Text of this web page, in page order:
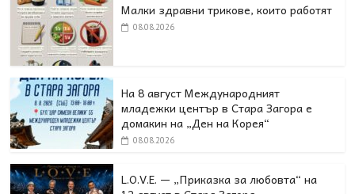
Малки здравни трикове, които работят
08.08.2026
На 8 август Международният
младежки център в Стара Загора е
домакин на „Ден на Корея“
08.08.2026
L.O.V.E. — „Приказка за любовта“ на